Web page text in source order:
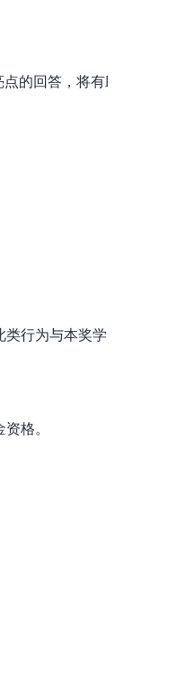
的回答，将有助于显著提
类行为与本奖学
格。